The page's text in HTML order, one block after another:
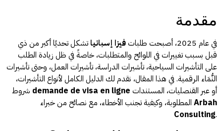
مقدمة
في عام 2025، أصبحت طلبات فيزا إسبانيا تشكل تحديًا أكبر من ذي
قبل بسبب تغييرات في اللوائح والمتطلبات، خاصةً في ظل زيادة الطلب
على التأشيرات السياحية، تأشيرات الدراسة، تأشيرات العمل، وحتى تأشيرات
النُّمَاء الرقمية. في هذا المقال، نقدم لك الدليل الكامل لأنواع التأشيرات،
demande de visa en ligne
Arbah
Consulting.